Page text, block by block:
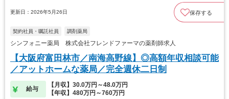
更新日：2026年5月26日 保存する
契約社員・嘱託社員 調剤薬局
シンフォニー薬局 株式会社フレンドファーマの薬剤師求人
【大阪府富田林市／南海高野線】◎高額年収相談可能
／アットホームな薬局／完全週休二日制
給与
【月収】30.0万円～48.0万円
【年収】480万円～760万円